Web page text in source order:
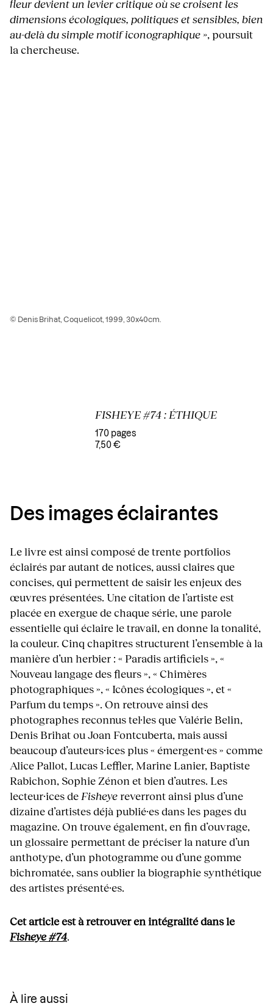
fleur devient un levier critique où se croisent les
dimensions écologiques, politiques et sensibles, bien
au-delà du simple motif iconographique », poursuit
la chercheuse.
© Denis Brihat, Coquelicot, 1999, 30x40cm.
FISHEYE #74 : ÉTHIQUE
170 pages
7,50 €
Des images éclairantes
Le livre est ainsi composé de trente portfolios
éclairés par autant de notices, aussi claires que
concises, qui permettent de saisir les enjeux des
œuvres présentées. Une citation de l’artiste est
placée en exergue de chaque série, une parole
essentielle qui éclaire le travail, en donne la tonalité,
la couleur. Cinq chapitres structurent l’ensemble à la
manière d’un herbier : « Paradis artificiels », «
Nouveau langage des fleurs », « Chimères
photographiques », « Icônes écologiques », et «
Parfum du temps ». On retrouve ainsi des
photographes reconnus tel·les que Valérie Belin,
Denis Brihat ou Joan Fontcuberta, mais aussi
beaucoup d’auteurs·ices plus « émergent·es » comme
Alice Pallot, Lucas Leffler, Marine Lanier, Baptiste
Rabichon, Sophie Zénon et bien d’autres. Les
lecteur·ices de Fisheyereverront ainsi plus d’une
dizaine d’artistes déjà publié·es dans les pages du
magazine. On trouve également, en fin d’ouvrage,
un glossaire permettant de préciser la nature d’un
anthotype, d’un photogramme ou d’une gomme
bichromatée, sans oublier la biographie synthétique
des artistes présenté·es.
Cet article est à retrouver en intégralité dans le
Fisheye #74.
À lire aussi